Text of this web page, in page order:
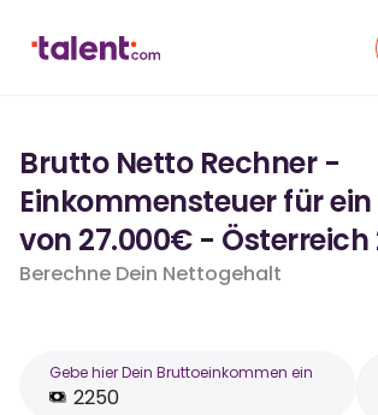
Brutto Netto Rechner -
Einkommensteuer für
von 27.000€ - Österreich
Berechne Dein Nettogehalt
Gebe hier Dein Bruttoeinkommen ein